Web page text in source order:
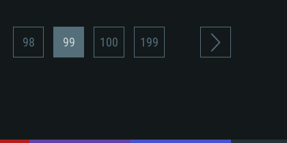
98 99 100 199